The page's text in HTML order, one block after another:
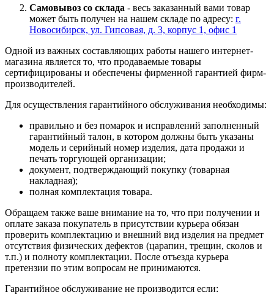
Самовывоз со склада - весь заказанный вами товар
может быть получен на нашем складе по адресу: г.
Новосибирск, ул. Гипсовая, д. 3, корпус 1, офис 1
Одной из важных составляющих работы нашего интернет-
магазина является то, что продаваемые товары
сертифицированы и обеспечены фирменной гарантией фирм-
производителей.
Для осуществления гарантийного обслуживания необходимы:
правильно и без помарок и исправлений заполненный
гарантийный талон, в котором должны быть указаны
модель и серийный номер изделия, дата продажи и
печать торгующей организации;
документ, подтверждающий покупку (товарная
накладная);
полная комплектация товара.
Обращаем также ваше внимание на то, что при получении и
оплате заказа покупатель в присутствии курьера обязан
проверить комплектацию и внешний вид изделия на предмет
отсутствия физических дефектов (царапин, трещин, сколов и
т.п.) и полноту комплектации. После отъезда курьера
претензии по этим вопросам не принимаются.
Гарантийное обслуживание не производится если: